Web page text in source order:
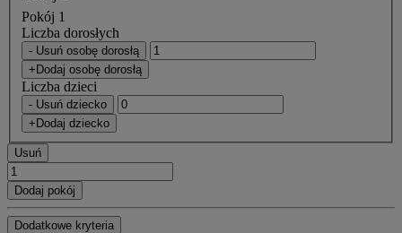
Pokój 1
Liczba dorosłych
- Usuń osobę dorosłą
+Dodaj osobę dorosłą
Liczba dzieci
- Usuń dziecko
+Dodaj dziecko
Usuń
Dodaj pokój
Dodatkowe kryteria